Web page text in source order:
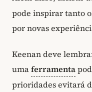
pode inspirar tanto
por novas
Keenan deve
umaferramenta
prioridades evitará